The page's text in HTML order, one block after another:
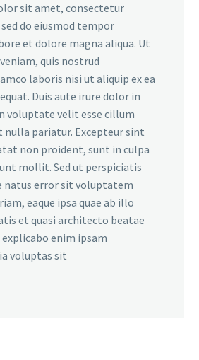
sit amet, consectetur
do eiusmod tempor
et dolore magna aliqua. Ut
quis nostrud
laboris nisi ut aliquip ex ea
Duis aute irure dolor in
voluptate velit esse cillum
nulla pariatur. Excepteur sint
non proident, sunt in culpa
mollit. Sed ut perspiciatis
natus error sit voluptatem
eaque ipsa quae ab illo
et quasi architecto beatae
enim ipsam
voluptas sit